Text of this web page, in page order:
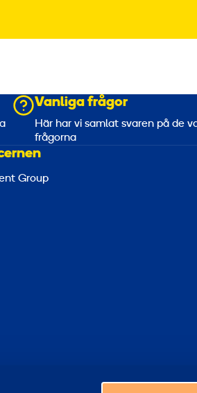
Vanliga frågor
Här har vi samlat svaren på de
frågorna
Group